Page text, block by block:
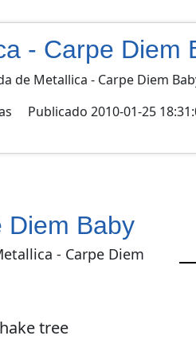
- Carpe Diem
de Metallica - Carpe Diem
Publicado 2010-01-25
Diem Baby
- Carpe Diem
tree